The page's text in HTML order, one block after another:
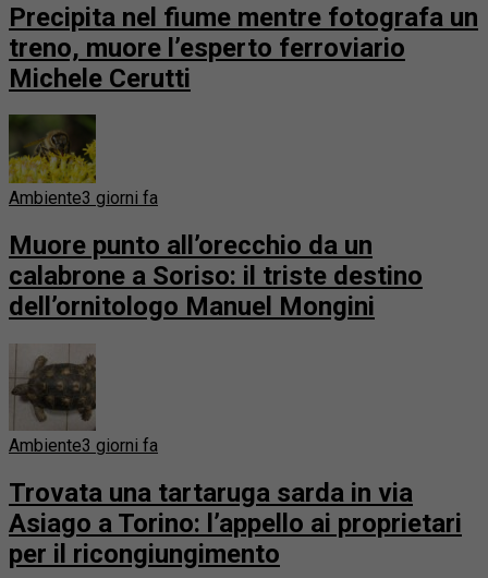
Precipita nel fiume mentre fotografa un
treno, muore l’esperto ferroviario
Michele Cerutti
Ambiente3 giorni fa
Muore punto all’orecchio da un
calabrone a Soriso: il triste destino
dell’ornitologo Manuel Mongini
Ambiente3 giorni fa
Trovata una tartaruga sarda in via
Asiago a Torino: l’appello ai proprietari
per il ricongiungimento